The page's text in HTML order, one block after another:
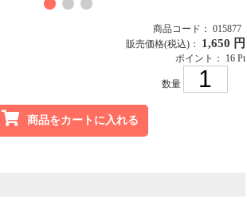
商品コード： 015877
販売価格(税込)： 1,650 円
ポイント： 16 Pt
数量
商品をカートに入れる